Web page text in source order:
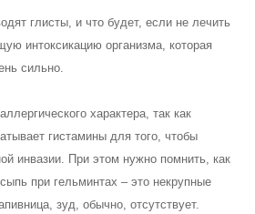
глисты, и что будет, если не лечить
интоксикацию организма, которая
сильно.
характера, так как
гистамины для того, чтобы
инвазии. При этом нужно помнить, как
при гельминтах – это некрупные
зуд, обычно, отсутствует.